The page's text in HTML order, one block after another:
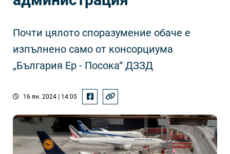
Почти цялото споразумение обаче е
изпълнено само от консорциума
„България Ер - Посока“ ДЗЗД
16 ян. 2024 | 14:05